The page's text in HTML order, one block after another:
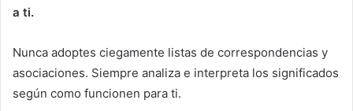
a ti.
Nunca adoptes ciegamente listas de correspondencias y
asociaciones. Siempre analiza e interpreta los significados
según como funcionen para ti.